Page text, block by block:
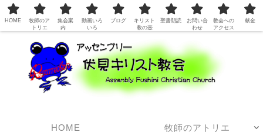
日本アッセンブリーズ・オブ・ゴッド教団
HOME 牧師のアトリエ
HOME
牧師のア
トリエ
集会案
内
動画いろ
いろ
ブログ
キリスト
教の壺
聖書朗読
お問い合
わせ
教会への
アクセス
献金